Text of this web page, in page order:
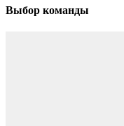
Выбор команды